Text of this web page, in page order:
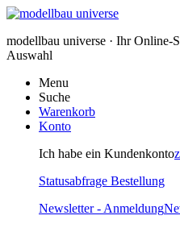
modellbau universe · Ihr Online-
Auswahl
Menu
Suche
Warenkorb
Konto
Ich habe ein Kundenkonto
Statusabfrage Bestellung
Newsletter - Anmeldung